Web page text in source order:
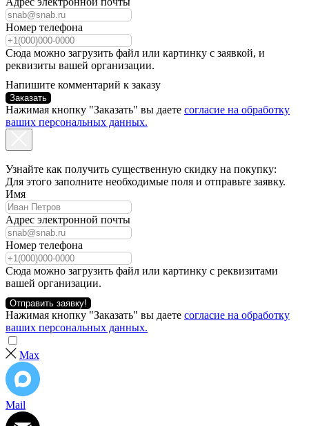
Номер телефона
Сюда можно загрузить файл или картинку с заявкой, и
реквизиты вашей организации.
Напишите комментарий к заказу
Заказать
Нажимая кнопку "Заказать" вы даете согласие на обработку
ваших персональных данных.
Узнайте как получить существенную скидку на покупку:
Для этого заполните необходимые поля и отправьте заявку.
Имя
Адрес электронной почты
Номер телефона
Сюда можно загрузить файл или картинку с реквизитами
вашей организации.
Отправить заявку!
Нажимая кнопку "Заказать" вы даете согласие на обработку
ваших персональных данных.
Max
Mail